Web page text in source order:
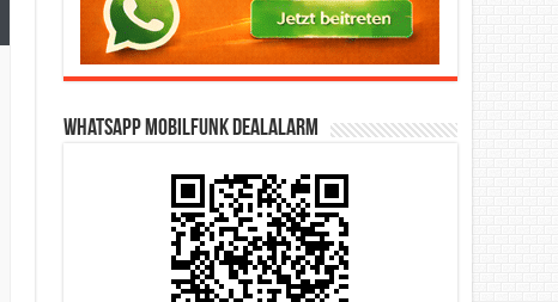
WhatsApp Mobilfunk DealAlarm